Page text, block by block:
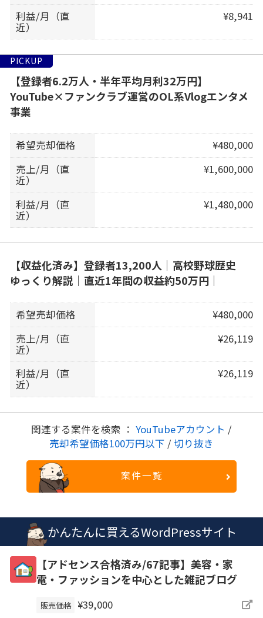
利益/月（直
近）
¥8,941
PICKUP
【登録者6.2万人・半年平均月利32万円】
YouTube×ファンクラブ運営のOL系Vlogエンタメ
事業
希望売却価格
¥480,000
売上/月（直
近）
¥1,600,000
利益/月（直
近）
¥1,480,000
【収益化済み】登録者13,200人｜高校野球歴史
ゆっくり解説｜直近1年間の収益約50万円｜
希望売却価格
¥480,000
売上/月（直
近）
¥26,119
利益/月（直
近）
¥26,119
関連する案件を検索 ： YouTubeアカウント /
売却希望価格100万円以下 / 切り抜き
案件一覧
かんたんに買えるWordPressサイト
【アドセンス合格済み/67記事】美容・家
電・ファッションを中心とした雑記ブログ
販売価格 ¥39,000